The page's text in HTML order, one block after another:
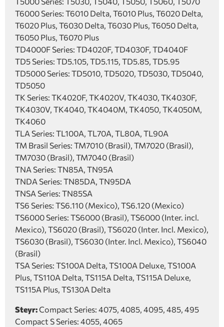
T6000 Series: T6010 Delta, T6010 Plus, T6020 Delta,
T6020 Plus, T6030 Delta, T6030 Plus, T6050 Delta,
T6050 Plus, T6070 Plus
TD4000F Series: TD4020F, TD4030F, TD4040F
TD5 Series: TD5.105, TD5.115, TD5.85, TD5.95
TD5000 Series: TD5010, TD5020, TD5030, TD5040,
TD5050
TK Series: TK4020F, TK4020V, TK4030, TK4030F,
TK4030V, TK4040, TK4040M, TK4050, TK4050M,
TK4060
TLA Series: TL100A, TL70A, TL80A, TL90A
TM Brasil Series: TM7010 (Brasil), TM7020 (Brasil),
TM7030 (Brasil), TM7040 (Brasil)
TNA Series: TN85A, TN95A
TNDA Series: TN85DA, TN95DA
TNSA Series: TN85SA
TS6 Series: TS6.110 (Mexico), TS6.120 (Mexico)
TS6000 Series: TS6000 (Brasil), TS6000 (Inter. incl.
Mexico), TS6020 (Brasil), TS6020 (Inter. Incl. Mexico),
TS6030 (Brasil), TS6030 (Inter. Incl. Mexico), TS6040
(Brasil)
TSA Series: TS100A Delta, TS100A Deluxe, TS100A
Plus, TS110A Delta, TS115A Delta, TS115A Deluxe,
TS115A Plus, TS130A Delta
Steyr:Compact Series: 4075, 4085, 4095, 485, 495
Compact S Series: 4055, 4065